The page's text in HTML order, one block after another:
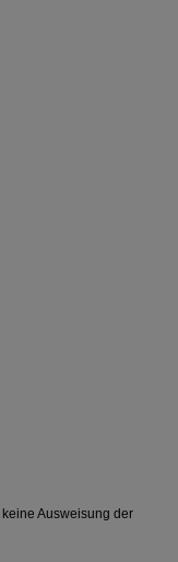
, keine Ausweisung der